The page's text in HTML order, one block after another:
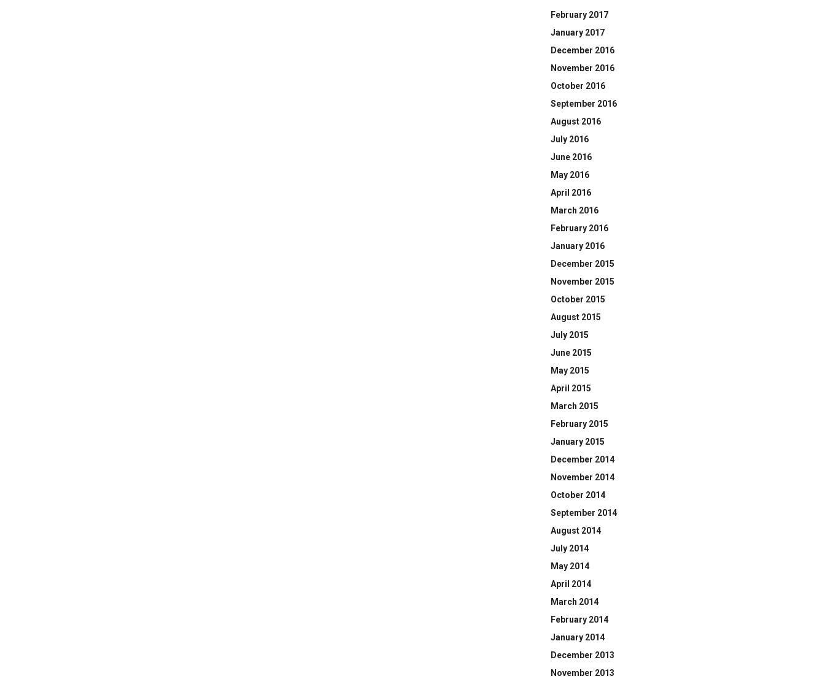
February 2017
January 2017
December 2016
November 2016
October 2016
September 2016
August 2016
July 2016
June 2016
May 2016
April 2016
March 2016
February 2016
January 2016
December 2015
November 2015
October 2015
August 2015
July 2015
June 2015
May 2015
April 2015
March 2015
February 2015
January 2015
December 2014
November 2014
October 2014
September 2014
August 2014
July 2014
May 2014
April 2014
March 2014
February 2014
January 2014
December 2013
November 2013